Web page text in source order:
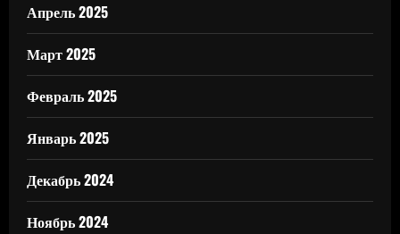
Апрель 2025
Март 2025
Февраль 2025
Январь 2025
Декабрь 2024
Ноябрь 2024